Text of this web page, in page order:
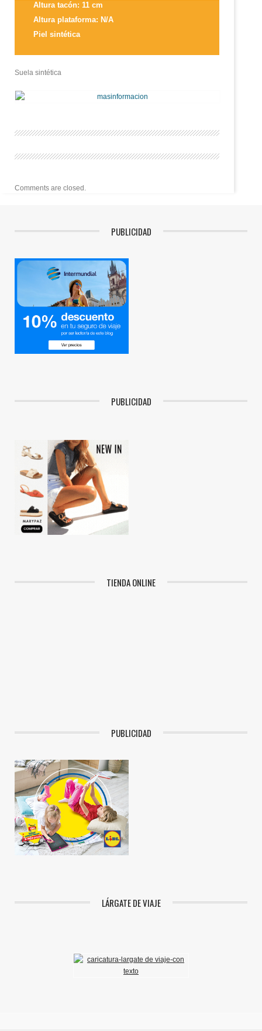
Altura tacón: 11 cm
Altura plataforma: N/A
Piel sintética
Suela sintética
Comments are closed.
PUBLICIDAD
PUBLICIDAD
TIENDA ONLINE
PUBLICIDAD
LÁRGATE DE VIAJE